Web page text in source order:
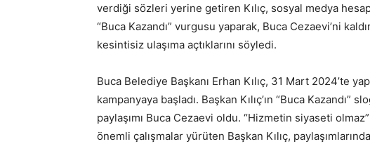
verdiği sözleri yerine getiren Kılıç, sosyal medya
“Buca Kazandı” vurgusu yaparak, Buca Cezaevi’ni
kesintisiz ulaşıma açtıklarını söyledi.
Buca Belediye Başkanı Erhan Kılıç, 31 Mart 2024’te
kampanyaya başladı. Başkan Kılıç’ın “Buca Kazandı”
paylaşımı Buca Cezaevi oldu. “Hizmetin siyaseti
önemli çalışmalar yürüten Başkan Kılıç,